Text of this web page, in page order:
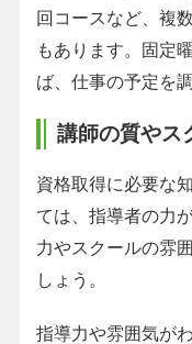
回コースなど、複
もあります。固定
ば、仕事の予定を
講師の質やス
資格取得に必要な
ては、指導者の力
力やスクールの雰
しょう。
指導力や雰囲気が